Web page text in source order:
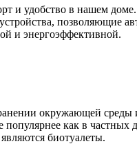
и удобство в нашем
позволяющие
и энергоэффективной.
окружающей среды
как в частных
биотуалеты.